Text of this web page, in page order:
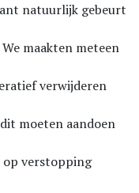
natuurlijk gebeurt
maakten meteen
verwijderen
moeten aandoen
op verstopping